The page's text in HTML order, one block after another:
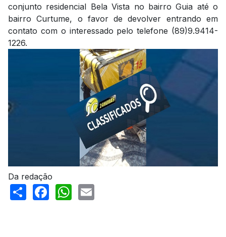
conjunto residencial Bela Vista no bairro Guia até o
bairro Curtume, o favor de devolver entrando em
contato com o interessado pelo telefone (89)9.9414-
1226.
Da redação
ShareFacebook
WhatsApp